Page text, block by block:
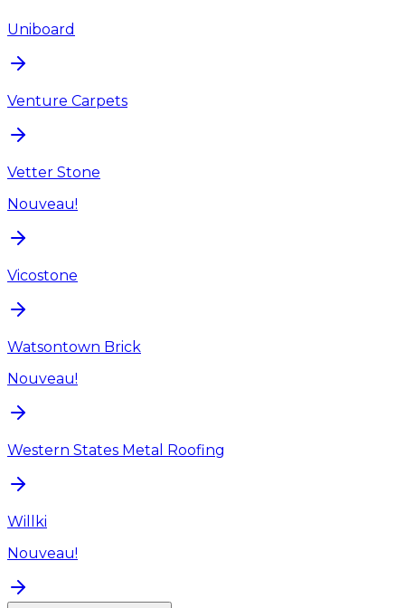
Uniboard
Venture Carpets
Vetter Stone
Nouveau!
Vicostone
Watsontown Brick
Nouveau!
Western States Metal Roofing
Willki
Nouveau!